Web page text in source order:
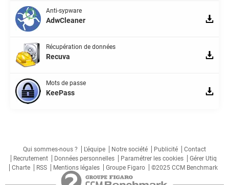
Anti-sypware
AdwCleaner
Récupération de données
Recuva
Mots de passe
KeePass
Qui sommes-nous ? L'équipe Notre société Publicité
Contact
Recrutement
Données personnelles Paramétrer les cookies
Gérer Utiq
Charte
RSS Mentions légales Groupe Figaro ©2025 CCM Benchmark